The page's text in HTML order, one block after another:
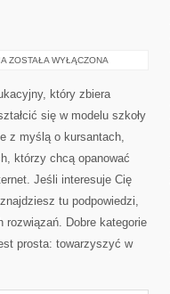
LABORATORIUM
ZOSTAŁA WYŁĄCZONA
który zbiera
się w modelu szkoły
z myślą o kursantach,
którzy chcą opanować
Jeśli interesuje Cię
tu podpowiedzi,
rozwiązań. Dobre kategorie
prosta: towarzyszyć w